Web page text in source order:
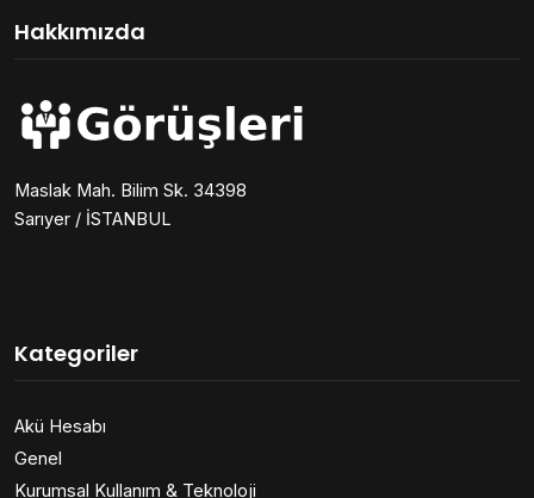
Hakkımızda
Maslak Mah. Bilim Sk. 34398
Sarıyer / İSTANBUL
Kategoriler
Akü Hesabı
Genel
Kurumsal Kullanım & Teknoloji